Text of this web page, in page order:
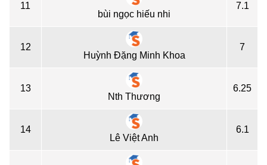
11
bùi ngọc hiếu nhi
7.1
12
Huỳnh Đặng Minh Khoa
7
13
Nth Thương
6.25
14
Lê Việt Anh
6.1